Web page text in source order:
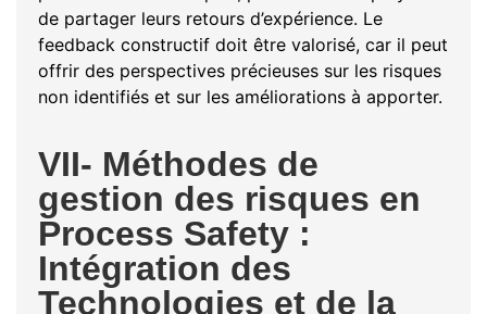
de partager leurs retours d’expérience. Le
feedback constructif doit être valorisé, car il peut
offrir des perspectives précieuses sur les risques
non identifiés et sur les améliorations à apporter.
VII- Méthodes de
gestion des risques en
Process Safety :
Intégration des
Technologies et de la